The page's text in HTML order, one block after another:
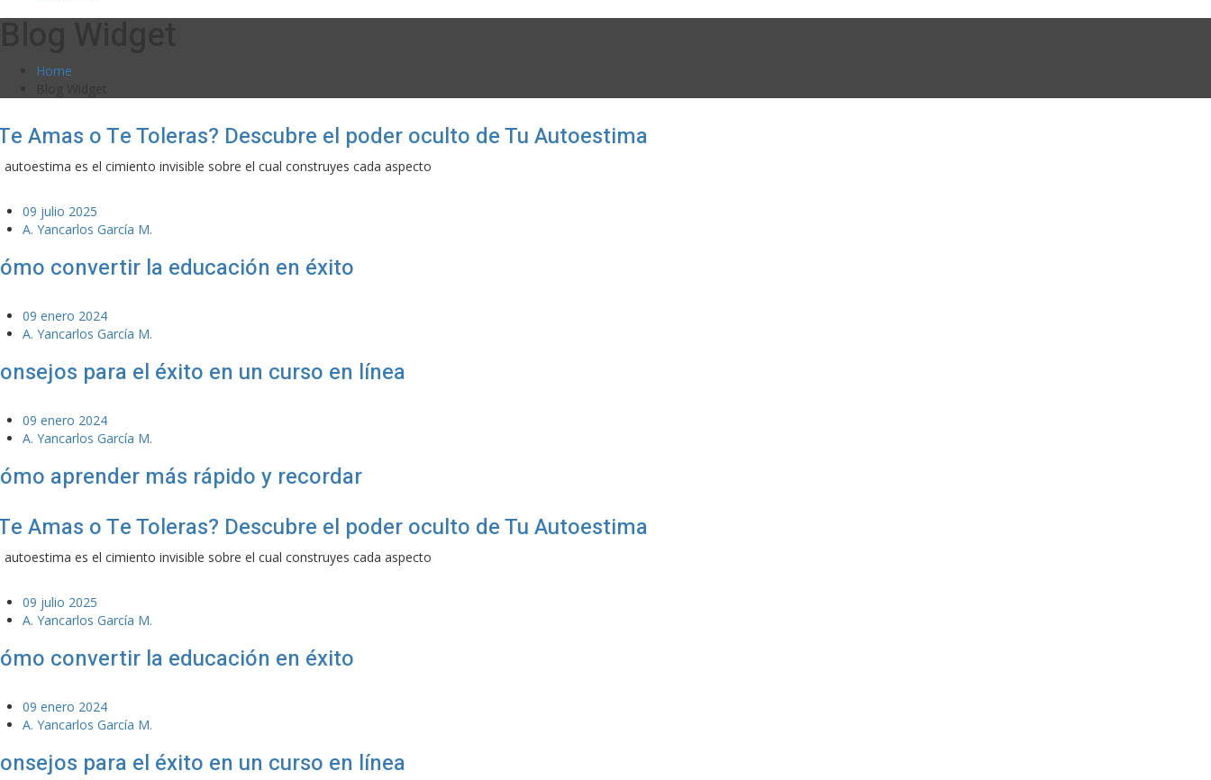
Home
Amas o Te Toleras? Descubre el poder oculto de Tu Autoestima
autoestima es el cimiento invisible sobre el cual construyes cada aspecto
09 julio 2025
A. Yancarlos García M.
convertir la educación en éxito
09 enero 2024
A. Yancarlos García M.
para el éxito en un curso en línea
09 enero 2024
A. Yancarlos García M.
aprender más rápido y recordar
Amas o Te Toleras? Descubre el poder oculto de Tu Autoestima
autoestima es el cimiento invisible sobre el cual construyes cada aspecto
09 julio 2025
A. Yancarlos García M.
convertir la educación en éxito
09 enero 2024
A. Yancarlos García M.
para el éxito en un curso en línea